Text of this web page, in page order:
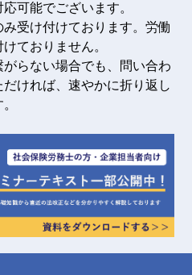
可能でございます。
受け付けております。労働
ておりません。
らない場合でも、問い合わ
ければ、速やかに折り返し